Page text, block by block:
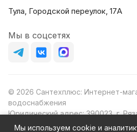
Тула, Городской переулок, 17А
Мы в соцсетях
© 2026 Сантехплюс: Интернет-
водоснабжения
Юридический адрес: 390023, г.
д.8Ж
Мы используем cookie и